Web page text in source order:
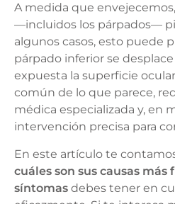
A medida que
—incluidos los párpados—
algunos casos, esto puede
párpado inferior se
expuesta la superficie
común de lo que parece,
médica especializada y, en
intervención precisa para
En este artículo te
cuáles son sus causas más
síntomas debes tener en